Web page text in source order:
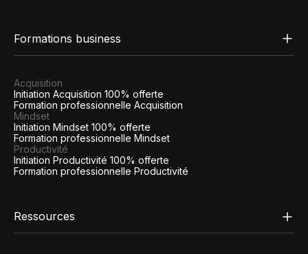
Formations business
Acquisition
Initiation Acquisition 100% offerte
Formation professionnelle Acquisition
Mindset
Initiation Mindset 100% offerte
Formation professionnelle Mindset
Productivité
Initiation Productivité 100% offerte
Formation professionnelle Productivité
Ressources